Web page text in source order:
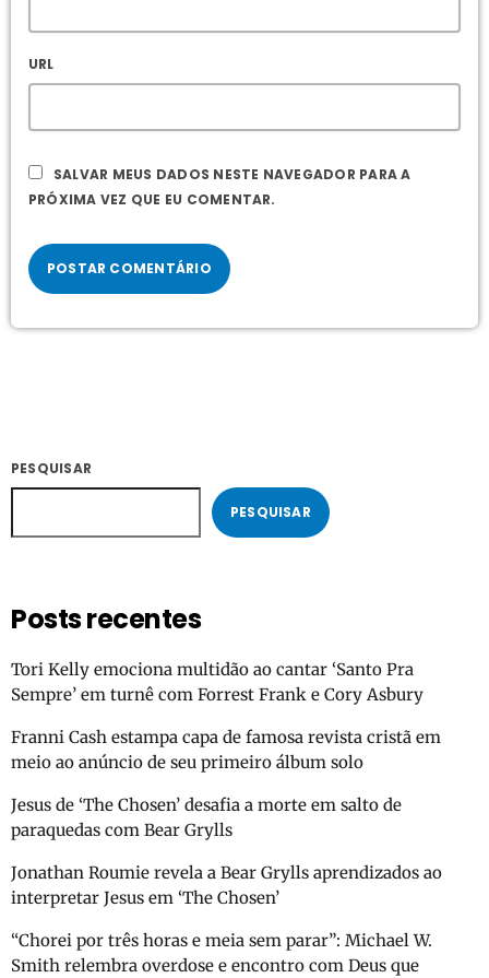
URL
SALVAR MEUS DADOS NESTE NAVEGADOR PARA A
PRÓXIMA VEZ QUE EU COMENTAR.
PESQUISAR
PESQUISAR
Posts recentes
Tori Kelly emociona multidão ao cantar ‘Santo Pra
Sempre’ em turnê com Forrest Frank e Cory Asbury
Franni Cash estampa capa de famosa revista cristã em
meio ao anúncio de seu primeiro álbum solo
Jesus de ‘The Chosen’ desafia a morte em salto de
paraquedas com Bear Grylls
Jonathan Roumie revela a Bear Grylls aprendizados ao
interpretar Jesus em ‘The Chosen’
“Chorei por três horas e meia sem parar”: Michael W.
Smith relembra overdose e encontro com Deus que